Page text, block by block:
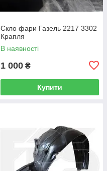
Скло фари Газель 2217 3302
Крапля
В наявності
1 000 ₴
Купити